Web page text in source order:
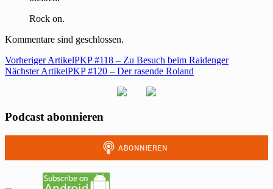
Rock on.
Kommentare sind geschlossen.
Vorheriger ArtikelPKP #118 – Zu Besuch beim Raidenger
Nächster ArtikelPKP #120 – Der rasende Roland
Podcast abonnieren